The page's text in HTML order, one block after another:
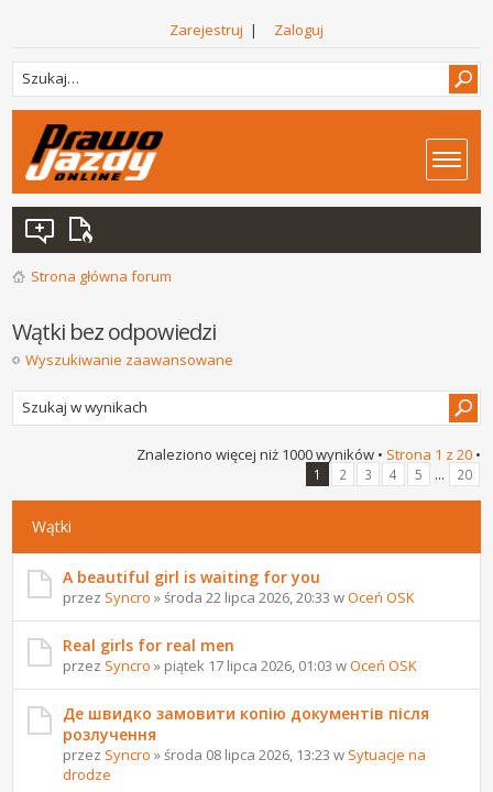
Zarejestruj | Zaloguj
Strona główna forum
Wątki bez odpowiedzi
Wyszukiwanie zaawansowane
Znaleziono więcej niż 1000 wyników • Strona 1 z 20•
1 2 3 4 5 ... 20
Wątki
A beautiful girl is waiting for you
przez Syncro » środa 22 lipca 2026, 20:33 wOceń OSK
Real girls for real men
przez Syncro » piątek 17 lipca 2026, 01:03 wOceń OSK
Де швидко замовити копію документів після
розлучення
przez Syncro » środa 08 lipca 2026, 13:23 w Sytuacje na
drodze